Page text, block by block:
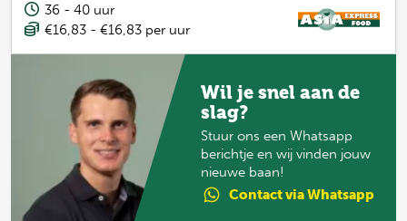
36 - 40 uur
€16,83 - €16,83 per uur
Wil je snel aan de
slag?
Stuur ons een Whatsapp
berichtje en wij vinden jouw
nieuwe baan!
Contactvia Whatsapp